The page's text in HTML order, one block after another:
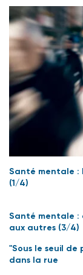
Santé mentale :
(1/4)
Santé mentale :
aux autres (3/4)
"Sous le seuil de
dans la rue